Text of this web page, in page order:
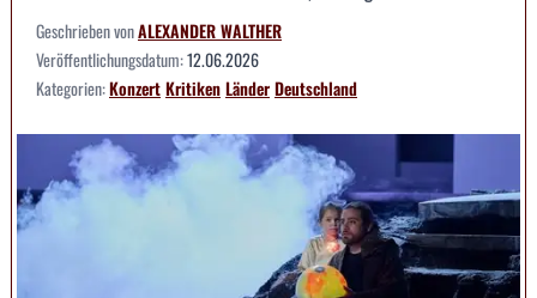
Geschrieben vonALEXANDER WALTHER
Veröffentlichungsdatum:12.06.2026
Kategorien:KonzertKritikenLänderDeutschland